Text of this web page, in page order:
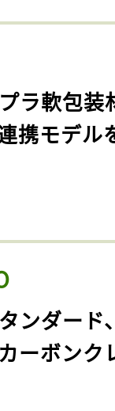
ラ軟包装
携モデル
ンダード
ーボンク